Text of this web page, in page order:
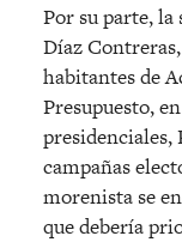
Por su parte, la
Díaz
habitantes de
Presupuesto,
presidenciales,
campañas
morenista se
que debería